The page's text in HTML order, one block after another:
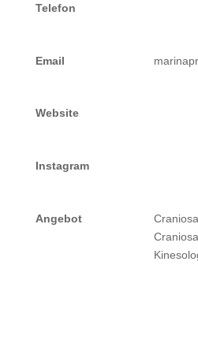
Telefon
Email
Website
Instagram
Angebot